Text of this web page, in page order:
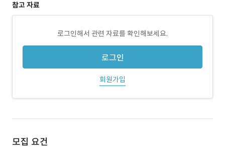
참고 자료
로그인해서 관련 자료를 확인해보세요.
로그인
회원가입
모집 요건